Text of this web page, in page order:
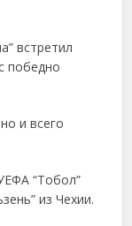
встретил
победно
и всего
“Тобол”
из Чехии.